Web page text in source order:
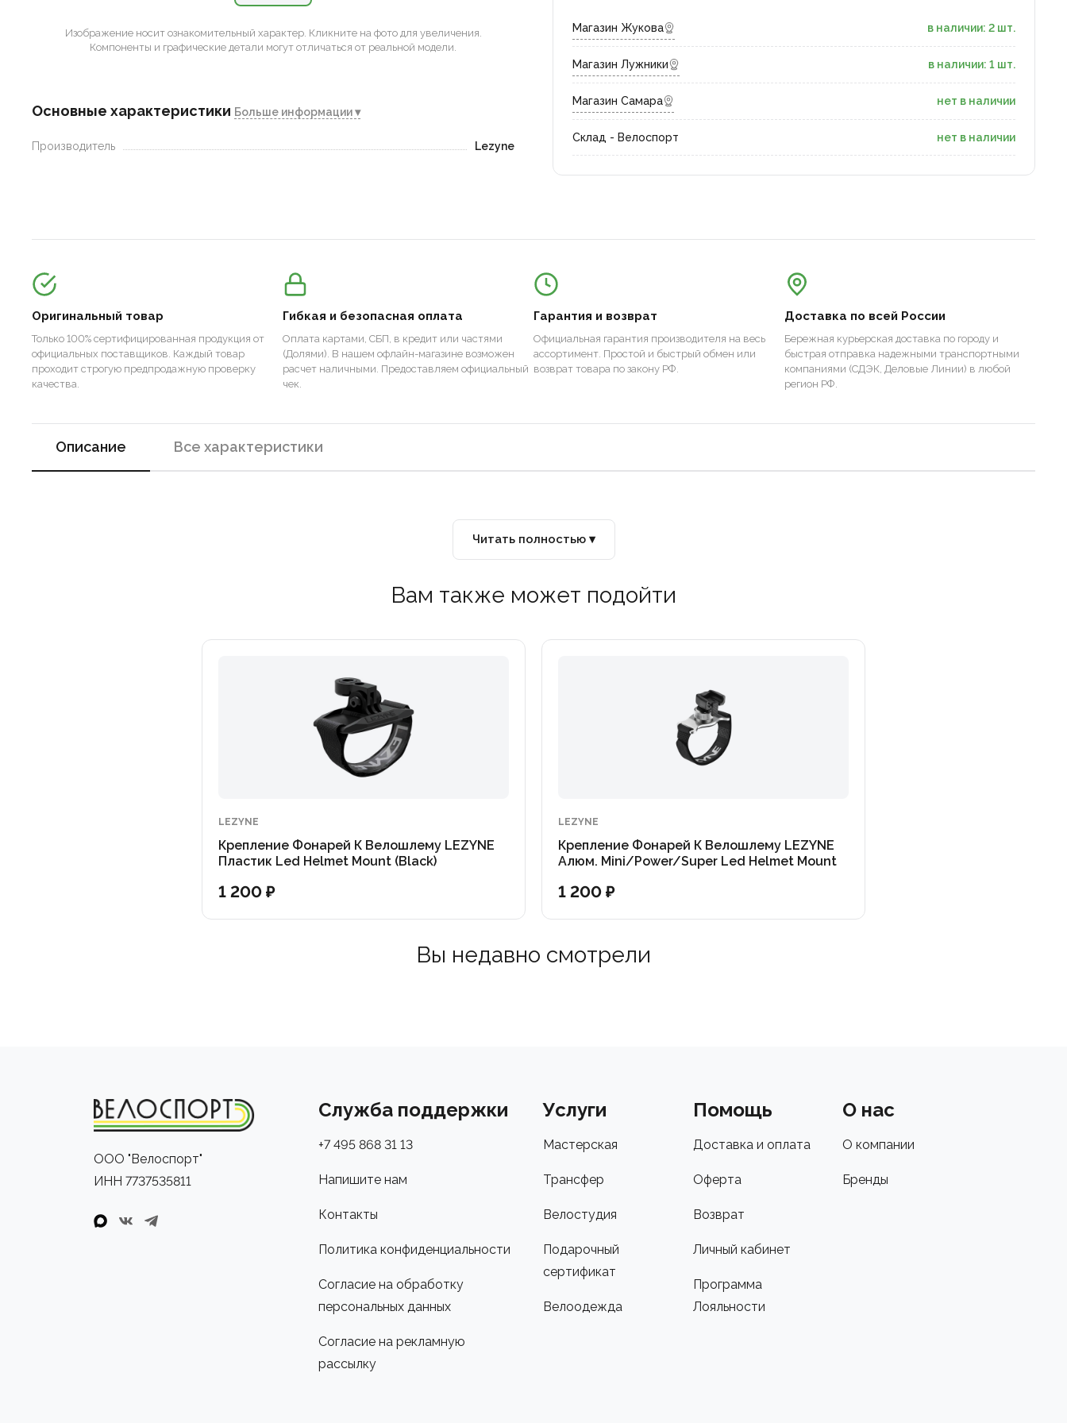
Изображение носит ознакомительный характер. Кликните на фото для увеличения.
Компоненты и графические детали могут отличаться от реальной модели.
Основные характеристики Больше информации ▾
Производитель Lezyne
Магазин Жукова в наличии: 2 шт.
Магазин Лужники в наличии: 1 шт.
Магазин Самара нет в наличии
Склад - Велоспорт нет в наличии
Оригинальный товар
Только 100% сертифицированная продукция от
официальных поставщиков. Каждый товар
проходит строгую предпродажную проверку
качества.
Гибкая и безопасная оплата
Оплата картами, СБП, в кредит или частями
(Долями). В нашем офлайн-магазине возможен
расчет наличными. Предоставляем официальный
чек.
Гарантия и возврат
Официальная гарантия производителя на весь
ассортимент. Простой и быстрый обмен или
возврат товара по закону РФ.
Доставка по всей России
Бережная курьерская доставка по городу и
быстрая отправка надежными транспортными
компаниями (СДЭК, Деловые Линии) в любой
регион РФ.
Описание Все характеристики
Читать полностью ▾
Вам также может подойти
LEZYNE
Крепление Фонарей К Велошлему LEZYNE
Пластик Led Helmet Mount (Black)
1 200 ₽
LEZYNE
Крепление Фонарей К Велошлему LEZYNE
Алюм. Mini/Power/Super Led Helmet Mount
1 200 ₽
Вы недавно смотрели
ООО "Велоспорт"
ИНН 7737535811
Служба поддержки
+7 495 868 31 13
Напишите нам
Контакты
Политика конфиденциальности
Согласие на обработку
персональных данных
Согласие на рекламную
рассылку
Услуги
Мастерская
Трансфер
Велостудия
Подарочный
сертификат
Велоодежда
Помощь
Доставка и оплата
Оферта
Возврат
Личный кабинет
Программа
Лояльности
О нас
О компании
Бренды